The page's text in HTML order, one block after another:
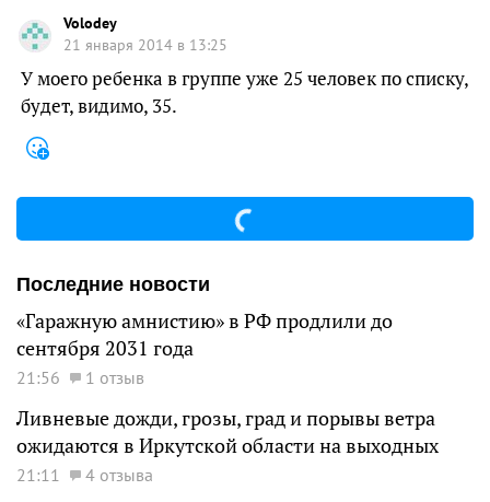
Volodey
21 января 2014 в 13:25
У моего ребенка в группе уже 25 человек по списку,
будет, видимо, 35.
Последние новости
«Гаражную амнистию» в РФ продлили до
сентября 2031 года
21:56 1 отзыв
Ливневые дожди, грозы, град и порывы ветра
ожидаются в Иркутской области на выходных
21:11 4 отзыва